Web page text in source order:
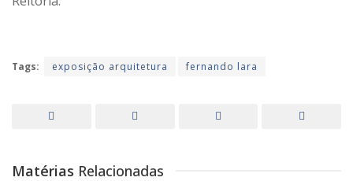
Tags: exposição arquitetura fernando lara
Matérias Relacionadas